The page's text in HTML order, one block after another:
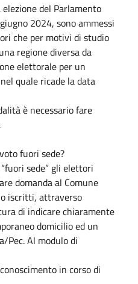
del Parlamento
2024, sono ammessi
che per motivi di studio
regione diversa da
elettorale per un
quale ricade la data
è necessario fare
fuori sede?
sede” gli elettori
domanda al Comune
iscritti, attraverso
di indicare chiaramente
domicilio ed un
Pec. Al modulo di
in corso di